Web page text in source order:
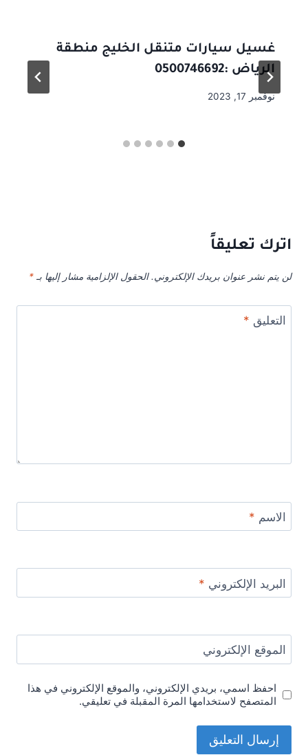
غسيل سيارات متنقل الخليج منطقة
الرياض :0500746692
نوفمبر 17, 2023
اترك تعليقاً
لن يتم نشر عنوان بريدك الإلكتروني. الحقول الإلزامية مشار إليها بـ *
التعليق *
الاسم *
البريد الإلكتروني *
الموقع الإلكتروني
احفظ اسمي، بريدي الإلكتروني، والموقع الإلكتروني في هذا
المتصفح لاستخدامها المرة المقبلة في تعليقي.